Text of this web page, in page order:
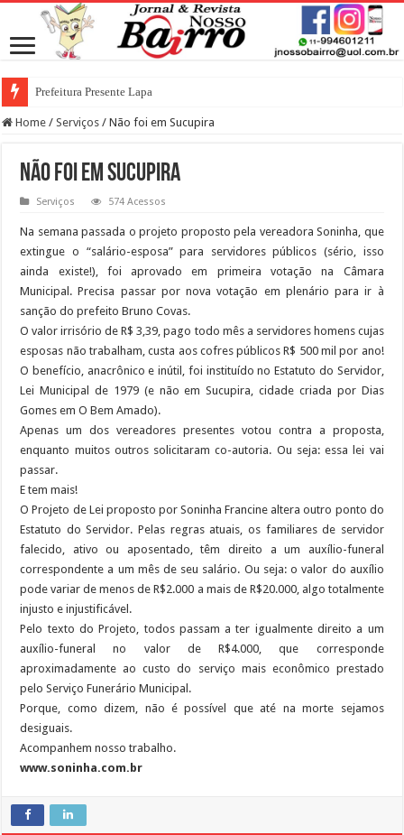
Prefeitura Presente Lapa
Home / Serviços / Não foi em Sucupira
Não foi em Sucupira
Serviços 574 Acessos
Na semana passada o projeto proposto pela vereadora Soninha, que
extingue o “salário-esposa” para servidores públicos (sério, isso
ainda existe!), foi aprovado em primeira votação na Câmara
Municipal. Precisa passar por nova votação em plenário para ir à
sanção do prefeito Bruno Covas.
O valor irrisório de R$ 3,39, pago todo mês a servidores homens cujas
esposas não trabalham, custa aos cofres públicos R$ 500 mil por ano!
O benefício, anacrônico e inútil, foi instituído no Estatuto do Servidor,
Lei Municipal de 1979 (e não em Sucupira, cidade criada por Dias
Gomes em O Bem Amado).
Apenas um dos vereadores presentes votou contra a proposta,
enquanto muitos outros solicitaram co-autoria. Ou seja: essa lei vai
passar.
E tem mais!
O Projeto de Lei proposto por Soninha Francine altera outro ponto do
Estatuto do Servidor. Pelas regras atuais, os familiares de servidor
falecido, ativo ou aposentado, têm direito a um auxílio-funeral
correspondente a um mês de seu salário. Ou seja: o valor do auxílio
pode variar de menos de R$2.000 a mais de R$20.000, algo totalmente
injusto e injustificável.
Pelo texto do Projeto, todos passam a ter igualmente direito a um
auxílio-funeral no valor de R$4.000, que corresponde
aproximadamente ao custo do serviço mais econômico prestado
pelo Serviço Funerário Municipal.
Porque, como dizem, não é possível que até na morte sejamos
desiguais.
Acompanhem nosso trabalho.
www.soninha.com.br